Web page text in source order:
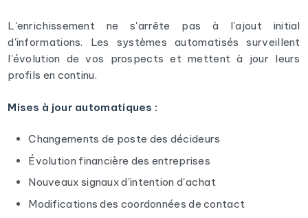
L'enrichissement ne s'arrête pas à l'ajout initial
d'informations. Les systèmes automatisés surveillent
l'évolution de vos prospects et mettent à jour leurs
profils en continu.
Mises à jour automatiques :
Changements de poste des décideurs
Évolution financière des entreprises
Nouveaux signaux d'intention d'achat
Modifications des coordonnées de contact